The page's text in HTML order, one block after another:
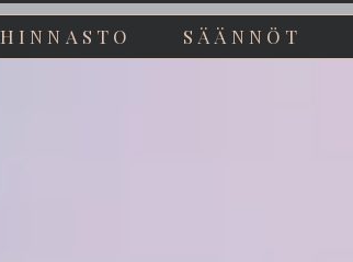
HINNASTO SÄÄNNÖT